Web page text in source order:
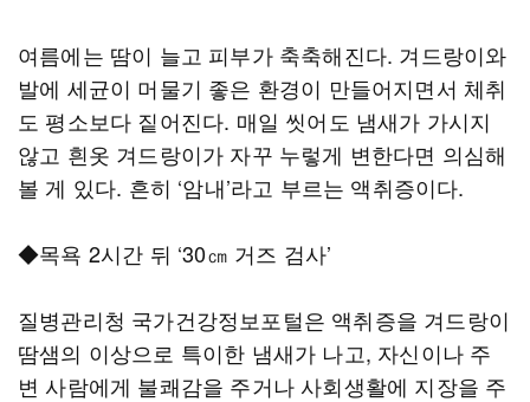
여름에는 땀이 늘고 피부가 축축해진다. 겨드랑이와
발에 세균이 머물기 좋은 환경이 만들어지면서 체취
도 평소보다 짙어진다. 매일 씻어도 냄새가 가시지
않고 흰옷 겨드랑이가 자꾸 누렇게 변한다면 의심해
볼 게 있다. 흔히 ‘암내’라고 부르는 액취증이다.
◆목욕 2시간 뒤 ‘30㎝ 거즈 검사’
질병관리청 국가건강정보포털은 액취증을 겨드랑이
땀샘의 이상으로 특이한 냄새가 나고, 자신이나 주
변 사람에게 불쾌감을 주거나 사회생활에 지장을 주